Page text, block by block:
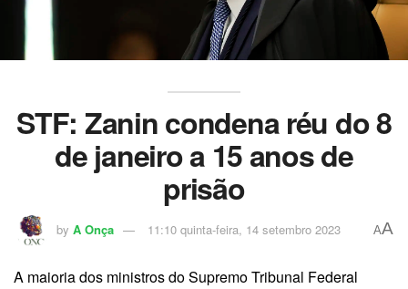
STF: Zanin condena réu do 8
de janeiro a 15 anos de
prisão
by A Onça 11:10 quinta-feira, 14 setembro 2023 AA
A maioria dos ministros do Supremo Tribunal Federal